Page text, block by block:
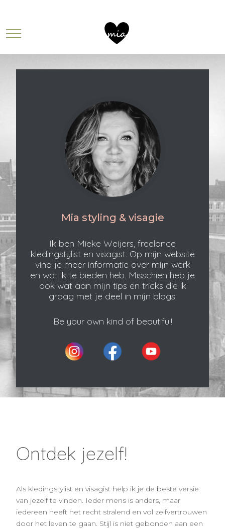
Mobile Menu Toggle
Mia styling & visagie
Ik ben Mieke Weijers, freelance
kledingstylist en visagist. Op mijn website
vind je meer informatie over mijn werk
en wat ik te bieden heb. Misschien heb je
ook wat aan mijn tips en tricks die ik
graag met je deel in mijn blogs.
Be your own kind of beautiful!
Ontdek jezelf!
Als kledingstylist en visagist help ik je de beste versie
van jezelf te vinden. Ieder mens is anders, maar
iedereen heeft het recht stralend en vol zelfvertrouwen
door het leven te gaan. Stijl is niet gebonden aan een